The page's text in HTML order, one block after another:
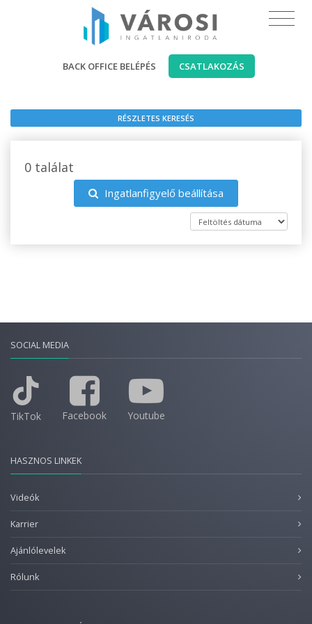
BACK OFFICE BELÉPÉS CSATLAKOZÁS
RÉSZLETES KERESÉS
0 találat
Ingatlanfigyelő beállítása
SOCIAL MEDIA
TikTok Facebook Youtube
HASZNOS LINKEK
Videók
Karrier
Ajánlólevelek
Rólunk